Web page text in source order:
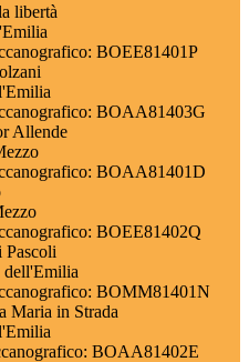
libertà
BOEE81401P
BOAA81403G
Allende
BOAA81401D
BOEE81402Q
Pascoli
BOMM81401N
Maria in Strada
BOAA81402E